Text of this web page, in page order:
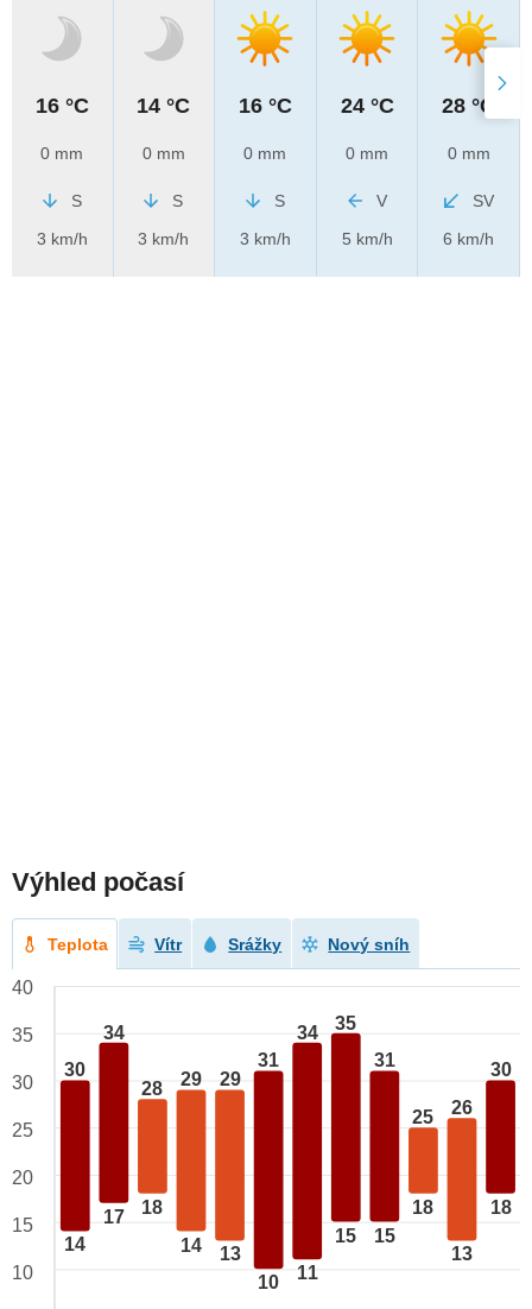
16 °C
0 mm
S
3 km/h
14 °C
0 mm
S
3 km/h
16 °C
0 mm
S
3 km/h
24 °C
0 mm
V
5 km/h
28 °C
0 mm
SV
6 km/h
Výhled počasí
Teplota Vítr Srážky Nový sníh
30
14
34
17
28
18
29
14
29
13
31
10
34
11
35
15
31
15
25
18
26
13
30
18
40
35
30
25
20
15
10